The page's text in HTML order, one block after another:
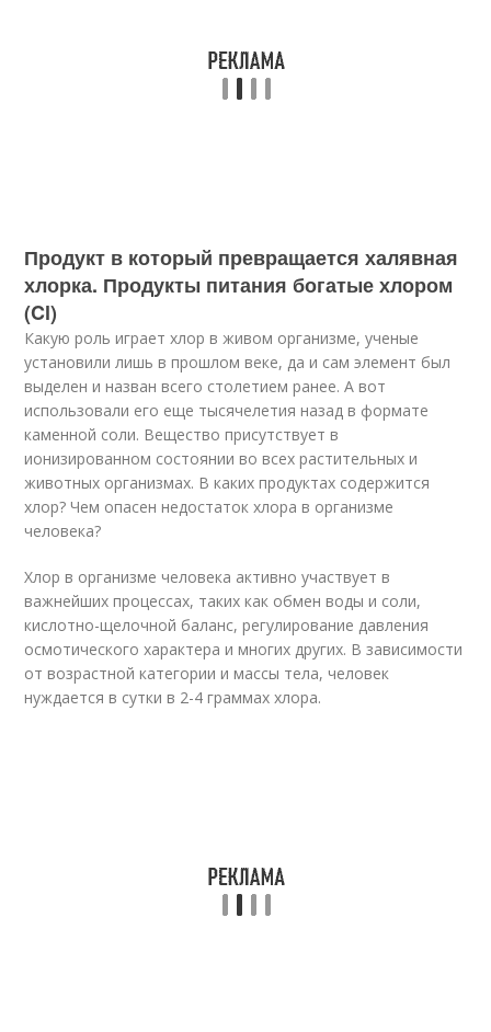
Продукт в который превращается халявная
хлорка. Продукты питания богатые хлором
(Cl)
Какую роль играет хлор в живом организме, ученые
установили лишь в прошлом веке, да и сам элемент был
выделен и назван всего столетием ранее. А вот
использовали его еще тысячелетия назад в формате
каменной соли. Вещество присутствует в
ионизированном состоянии во всех растительных и
животных организмах. В каких продуктах содержится
хлор? Чем опасен недостаток хлора в организме
человека?
Хлор в организме человека активно участвует в
важнейших процессах, таких как обмен воды и соли,
кислотно-щелочной баланс, регулирование давления
осмотического характера и многих других. В зависимости
от возрастной категории и массы тела, человек
нуждается в сутки в 2-4 граммах хлора.